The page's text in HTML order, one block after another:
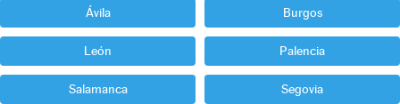
Ávila Burgos
León Palencia
Salamanca Segovia